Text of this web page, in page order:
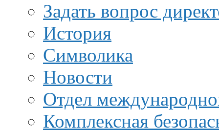
Задать вопрос
История
Символика
Новости
Отдел
Комплексная